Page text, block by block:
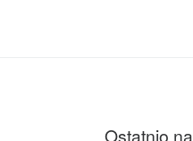
Ostatnio